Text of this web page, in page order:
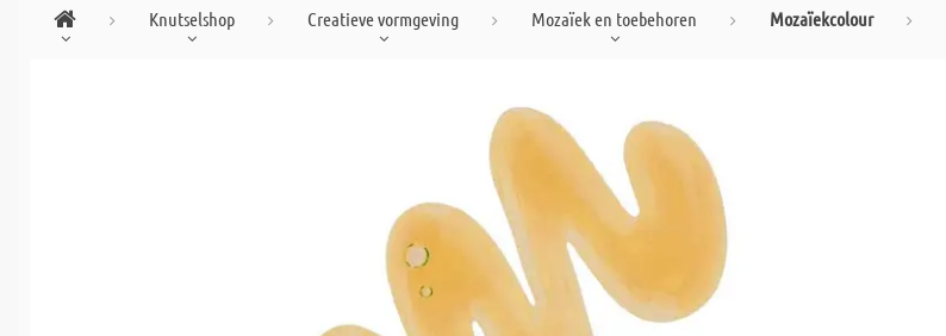
Knutselshop Creatieve vormgeving Mozaïek en toebehoren Mozaïekcolour